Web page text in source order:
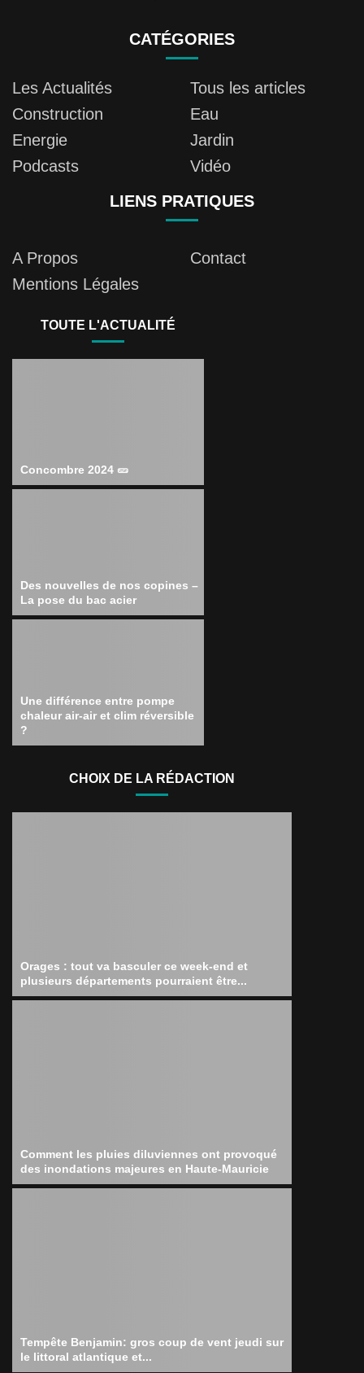
CATÉGORIES
Les Actualités
Tous les articles
Construction
Eau
Energie
Jardin
Podcasts
Vidéo
LIENS PRATIQUES
A Propos
Contact
Mentions Légales
TOUTE L'ACTUALITÉ
Concombre 2024 🥒
Des nouvelles de nos copines –
La pose du bac acier
Une différence entre pompe
chaleur air-air et clim réversible
?
CHOIX DE LA RÉDACTION
Orages : tout va basculer ce week-end et
plusieurs départements pourraient être...
Comment les pluies diluviennes ont provoqué
des inondations majeures en Haute-Mauricie
Tempête Benjamin: gros coup de vent jeudi sur
le littoral atlantique et...